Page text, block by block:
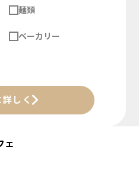
麺類
ベーカリー
詳しく
ェ